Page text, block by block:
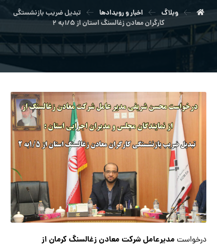
وبلاگ اخبار و رویدادها
تبدیل ضریب بازنشستگی
کارگران معادن زغالسنگ استان از ۱/۵به ۲
درخواست مدیرعامل شرکت معادن زغالسنگ کرمان از